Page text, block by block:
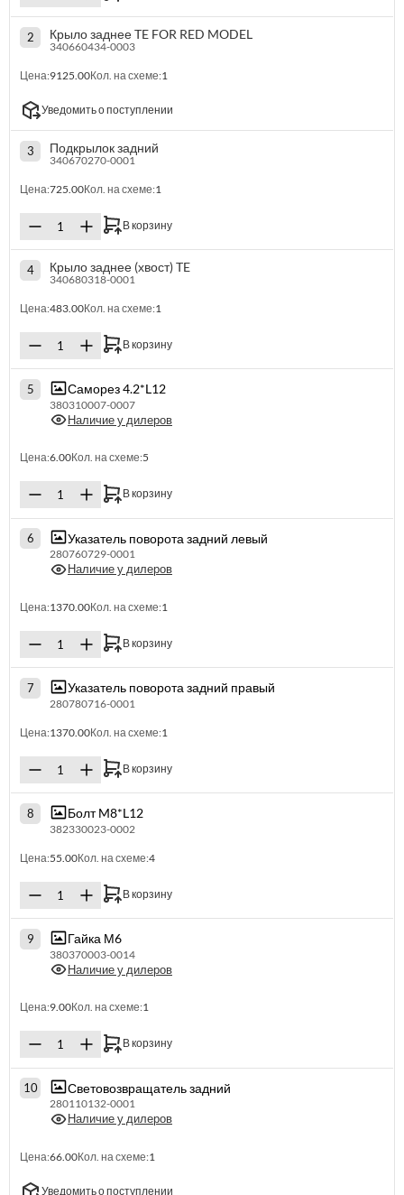
2 Крыло заднее TE FOR RED MODEL
340660434-0003
Цена:9125.00Кол. на схеме:1
Уведомить о поступлении
3 Подкрылок задний
340670270-0001
Цена:725.00Кол. на схеме:1
В корзину
4 Крыло заднее (хвост) TE
340680318-0001
Цена:483.00Кол. на схеме:1
В корзину
5 Саморез 4.2*L12
380310007-0007
Наличие у дилеров
Цена:6.00Кол. на схеме:5
В корзину
6 Указатель поворота задний левый
280760729-0001
Наличие у дилеров
Цена:1370.00Кол. на схеме:1
В корзину
7 Указатель поворота задний правый
280780716-0001
Цена:1370.00Кол. на схеме:1
В корзину
8 Болт M8*L12
382330023-0002
Цена:55.00Кол. на схеме:4
В корзину
9 Гайка М6
380370003-0014
Наличие у дилеров
Цена:9.00Кол. на схеме:1
В корзину
10 Световозвращатель задний
280110132-0001
Наличие у дилеров
Цена:66.00Кол. на схеме:1
Уведомить о поступлении